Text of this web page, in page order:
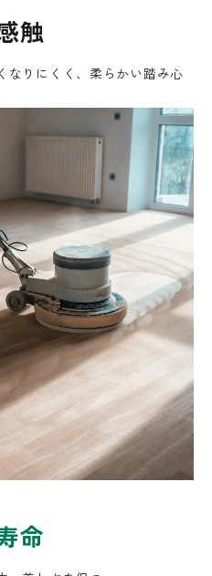
触
りにくく、 柔らかい踏み心
命